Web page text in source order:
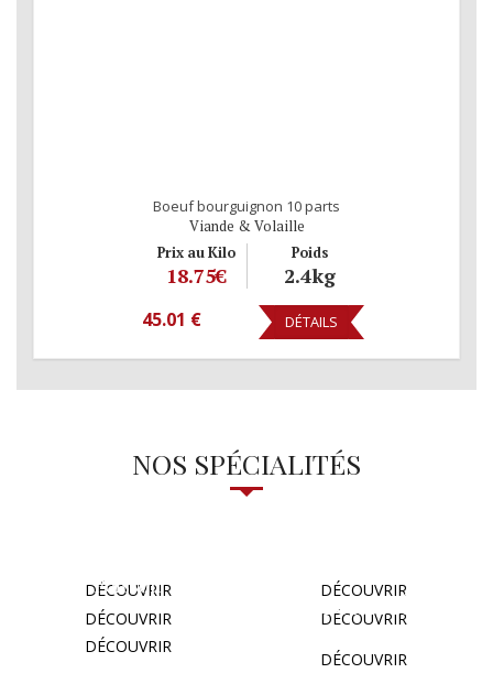
Boeuf bourguignon 10 parts
Viande & Volaille
Prix au Kilo
18.75€
Poids
2.4kg
45.01 € DÉTAILS
NOS SPÉCIALITÉS
DÉCOUVRIR DÉCOUVRIR
DÉCOUVRIR DÉCOUVRIR
Poisson
DÉCOUVRIR
Cremerie
DÉCOUVRIR